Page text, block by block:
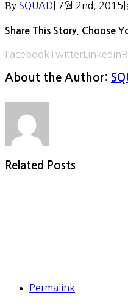
By SQUAD 7월 2nd, 2015
Share This Story, Choose
FacebookTwitter Linkedin
About the Author:
Related Posts
Permalink